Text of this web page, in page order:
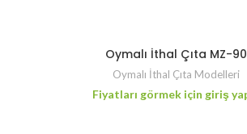
Oymalı İthal Çıta MZ-90
Oymalı İthal Çıta Modelleri